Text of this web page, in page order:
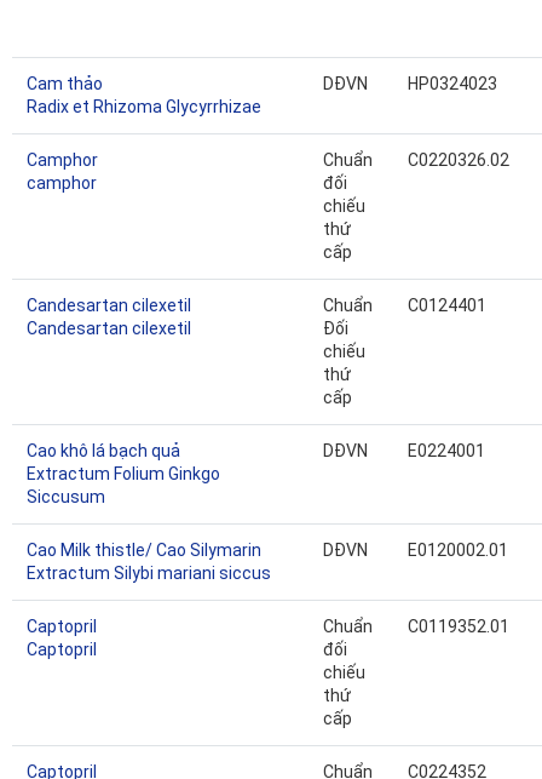
Cam thảo
Radix et Rhizoma Glycyrrhizae
DĐVN HP0324023
Camphor
camphor
Chuẩn
đối
chiếu
thứ
cấp
C0220326.02
Candesartan cilexetil
Candesartan cilexetil
Chuẩn
Đối
chiếu
thứ
cấp
C0124401
Cao khô lá bạch quả
Extractum Folium Ginkgo
Siccusum
DĐVN E0224001
Cao Milk thistle/ Cao Silymarin
Extractum Silybi mariani siccus
DĐVN E0120002.01
Captopril
Captopril
Chuẩn
đối
chiếu
thứ
cấp
C0119352.01
Captopril
Chuẩn
C0224352